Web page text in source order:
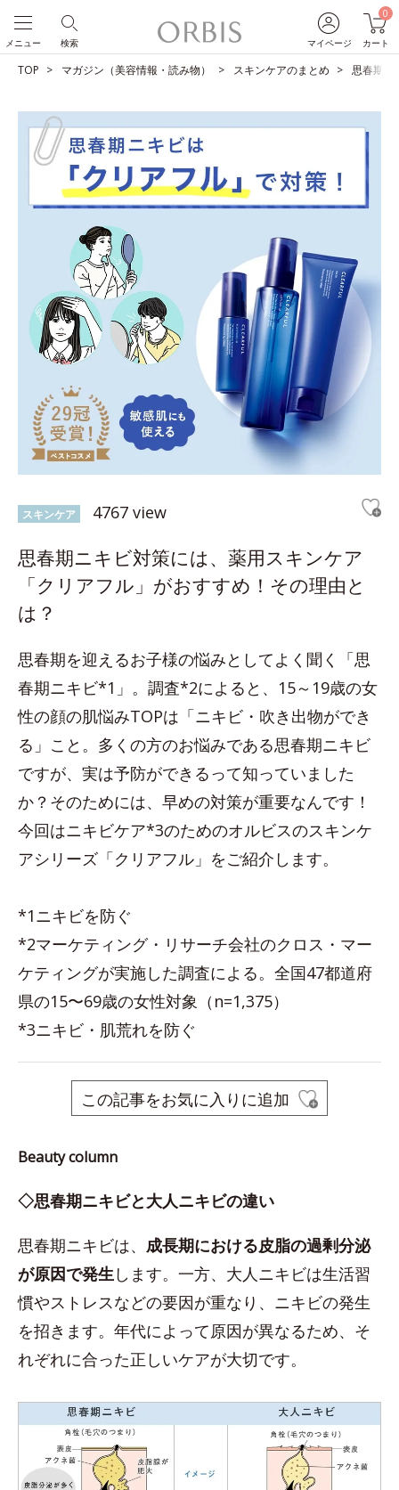
マイページ
0
カート
検索
メニュー
TOP マガジン（美容情報・読み物） スキンケアのまとめ 思春期ニ
スキンケア 4767 view
思春期ニキビ対策には、薬用スキンケア
「クリアフル」がおすすめ！その理由と
は？
思春期を迎えるお子様の悩みとしてよく聞く「思
春期ニキビ*1」。調査*2によると、15～19歳の女
性の顔の肌悩みTOPは「ニキビ・吹き出物ができ
る」こと。多くの方のお悩みである思春期ニキビ
ですが、実は予防ができるって知っていました
か？そのためには、早めの対策が重要なんです！
今回はニキビケア*3のためのオルビスのスキンケ
アシリーズ「クリアフル」をご紹介します。
*1ニキビを防ぐ
*2マーケティング・リサーチ会社のクロス・マー
ケティングが実施した調査による。全国47都道府
県の15〜69歳の女性対象（n=1,375）
*3ニキビ・肌荒れを防ぐ
この記事をお気に入りに追加
Beauty column
◇思春期ニキビと大人ニキビの違い
思春期ニキビは、 成長期における皮脂の過剰分泌
が原因で発生します。一方、大人ニキビは生活習
慣やストレスなどの要因が重なり、ニキビの発生
を招きます。年代によって原因が異なるため、そ
れぞれに合った正しいケアが大切です。